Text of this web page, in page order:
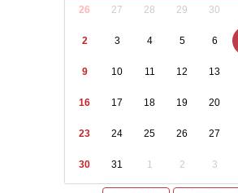
26 27 28 29 30
2 3 4 5 6
9 10 11 12 13
16 17 18 19 20
23 24 25 26 27
30 31 1 2 3